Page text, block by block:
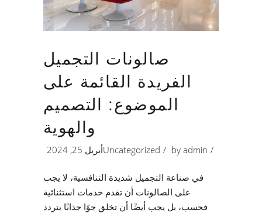
صالونات التجميل
الفريدة القائمة على
الموضوع: التصميم
والهوية
by admin
Uncategorizedأبريل 25, 2024
في صناعة التجميل شديدة التنافسية، لا يجب
على الصالونات أن تقدم خدمات استثنائية
فحسب، بل يجب أيضًا أن تخلق جوًا جذابًا يتردد